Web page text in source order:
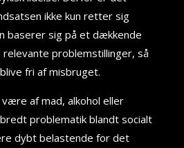
ikke kun retter sig
baserer sig på et dækkende
problemstillinger, så
fri af misbruget.
af mad, alkohol eller
problematik blandt socialt
dybt belastende for det